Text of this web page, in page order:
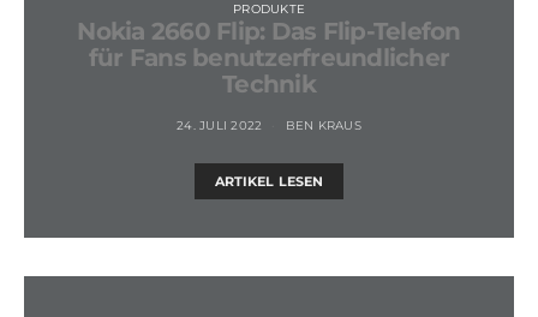
PRODUKTE
Nokia 2660 Flip: Das Flip-Telefon
für Fans benutzerfreundlicher
Technik
24. JULI 2022 BEN KRAUS
ARTIKEL LESEN